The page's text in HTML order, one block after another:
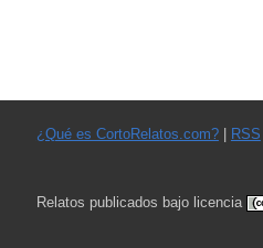
¿Qué es CortoRelatos.com?| RSS
Relatos publicados bajo licencia